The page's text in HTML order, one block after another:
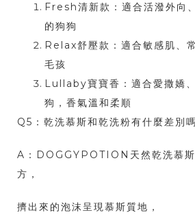
Fresh清新款：適合活潑外向
的狗狗
Relax舒壓款：適合敏感肌、
毛孩
Lullaby寶寶香：適合愛撒嬌
狗，香氣溫和柔順
Q5：乾洗慕斯和乾洗粉有什麼差別
A：DOGGYPOTION天然乾洗慕斯
方，
擠出來的泡沫呈現慕斯質地，